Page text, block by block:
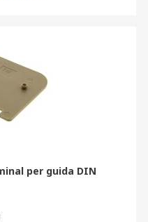
per guida DIN